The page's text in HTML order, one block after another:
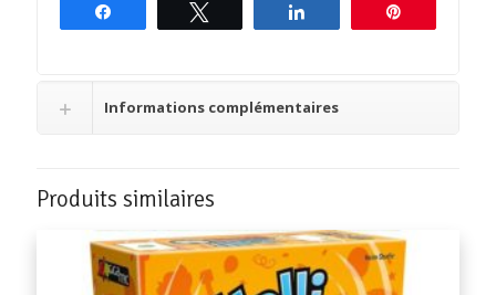
Informations complémentaires
Produits similaires